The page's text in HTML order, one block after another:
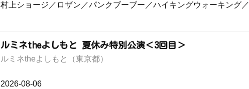
村上ショージ／ロザン／パンクブーブー／ハイキングウォーキング／
ルミネtheよしもと 夏休み特別公演＜3回目＞
ルミネtheよしもと（東京都）
2026-08-06